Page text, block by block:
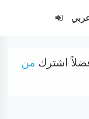
اشترك من